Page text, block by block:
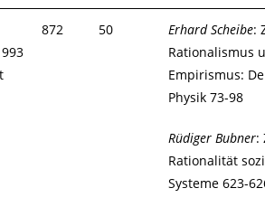
872 50 Erhard Scheibe:
Rationalismus
Empirismus:
Physik 73-98
Rüdiger Bubner:
Rationalität
Systeme 623-